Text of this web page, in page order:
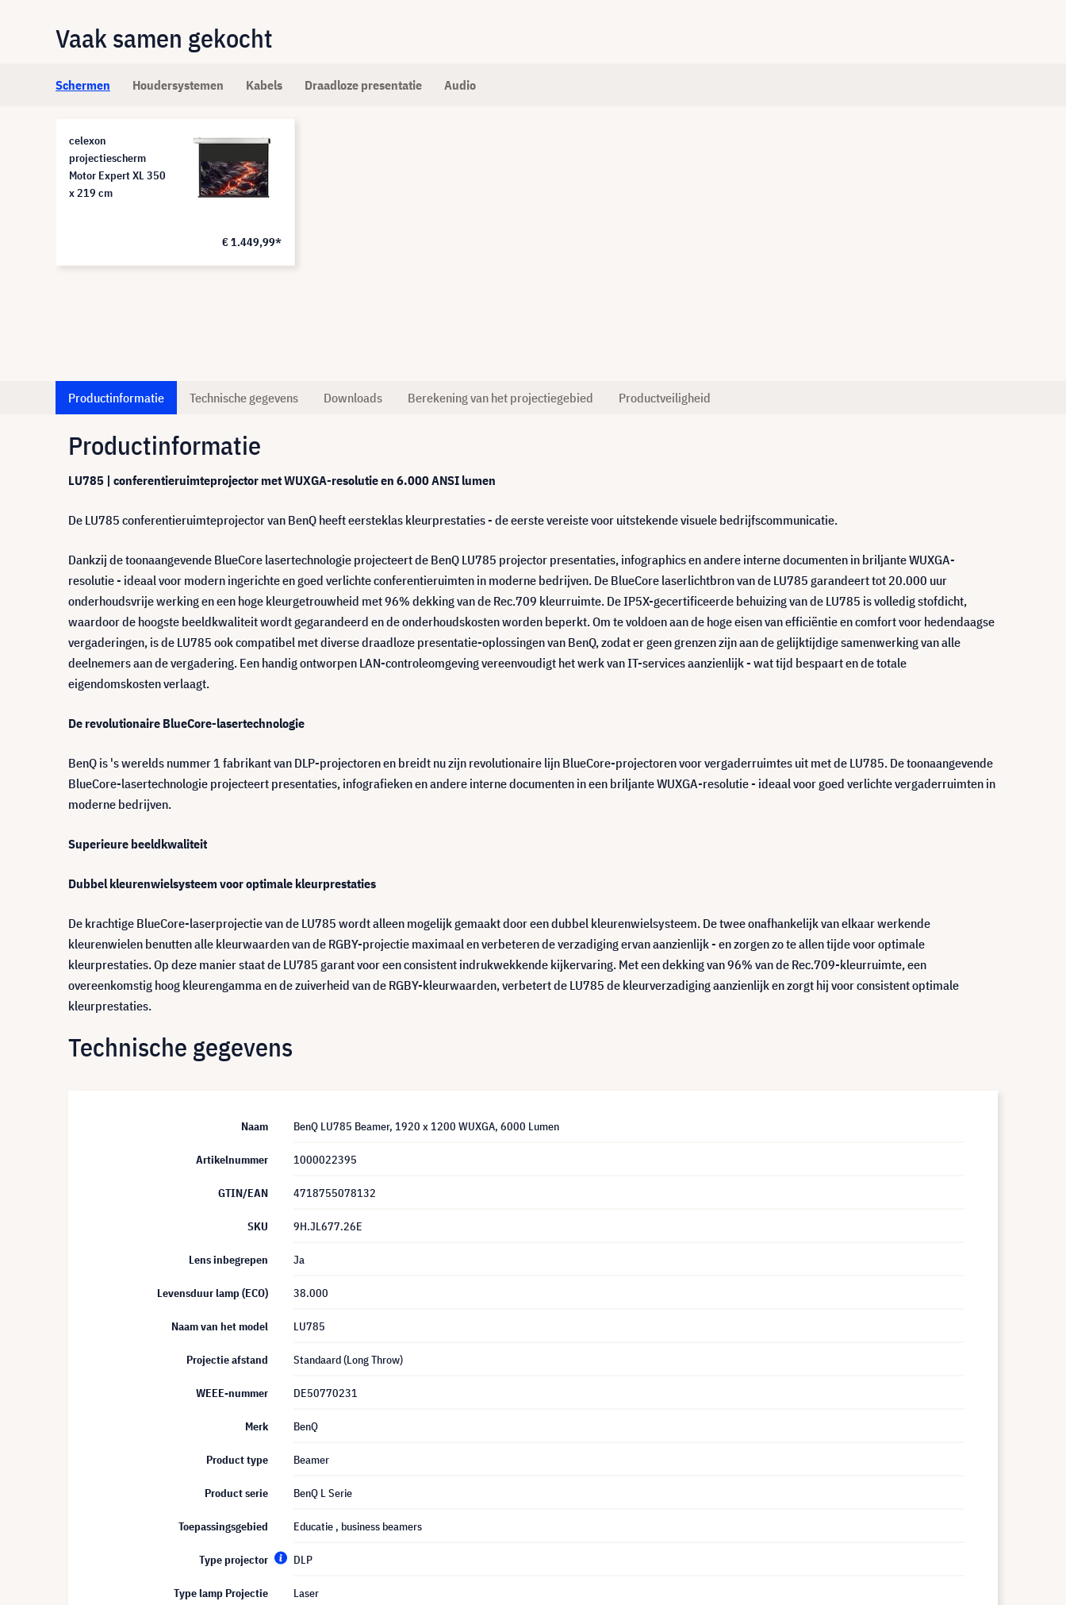
Vaak samen gekocht
Schermen Houdersystemen Kabels Draadloze presentatie Audio
celexon
projectiescherm
Motor Expert XL 350
x 219 cm
€ 1.449,99*
Productinformatie Technische gegevens Downloads Berekening van het projectiegebied Productveiligheid
Productinformatie
LU785 | conferentieruimteprojector met WUXGA-resolutie en 6.000 ANSI lumen
De LU785 conferentieruimteprojector van BenQ heeft eersteklas kleurprestaties - de eerste vereiste voor uitstekende visuele bedrijfscommunicatie.
Dankzij de toonaangevende BlueCore lasertechnologie projecteert de BenQ LU785 projector presentaties, infographics en andere interne documenten in briljante WUXGA-
resolutie - ideaal voor modern ingerichte en goed verlichte conferentieruimten in moderne bedrijven. De BlueCore laserlichtbron van de LU785 garandeert tot 20.000 uur
onderhoudsvrije werking en een hoge kleurgetrouwheid met 96% dekking van de Rec.709 kleurruimte. De IP5X-gecertificeerde behuizing van de LU785 is volledig stofdicht,
waardoor de hoogste beeldkwaliteit wordt gegarandeerd en de onderhoudskosten worden beperkt. Om te voldoen aan de hoge eisen van efficiëntie en comfort voor hedendaagse
vergaderingen, is de LU785 ook compatibel met diverse draadloze presentatie-oplossingen van BenQ, zodat er geen grenzen zijn aan de gelijktijdige samenwerking van alle
deelnemers aan de vergadering. Een handig ontworpen LAN-controleomgeving vereenvoudigt het werk van IT-services aanzienlijk - wat tijd bespaart en de totale
eigendomskosten verlaagt.
De revolutionaire BlueCore-lasertechnologie
BenQ is 's werelds nummer 1 fabrikant van DLP-projectoren en breidt nu zijn revolutionaire lijn BlueCore-projectoren voor vergaderruimtes uit met de LU785. De toonaangevende
BlueCore-lasertechnologie projecteert presentaties, infografieken en andere interne documenten in een briljante WUXGA-resolutie - ideaal voor goed verlichte vergaderruimten in
moderne bedrijven.
Superieure beeldkwaliteit
Dubbel kleurenwielsysteem voor optimale kleurprestaties
De krachtige BlueCore-laserprojectie van de LU785 wordt alleen mogelijk gemaakt door een dubbel kleurenwielsysteem. De twee onafhankelijk van elkaar werkende
kleurenwielen benutten alle kleurwaarden van de RGBY-projectie maximaal en verbeteren de verzadiging ervan aanzienlijk - en zorgen zo te allen tijde voor optimale
kleurprestaties. Op deze manier staat de LU785 garant voor een consistent indrukwekkende kijkervaring. Met een dekking van 96% van de Rec.709-kleurruimte, een
overeenkomstig hoog kleurengamma en de zuiverheid van de RGBY-kleurwaarden, verbetert de LU785 de kleurverzadiging aanzienlijk en zorgt hij voor consistent optimale
kleurprestaties.
Technische gegevens
Naam BenQ LU785 Beamer, 1920 x 1200 WUXGA, 6000 Lumen
Artikelnummer 1000022395
GTIN/EAN 4718755078132
SKU 9H.JL677.26E
Lens inbegrepen Ja
Levensduur lamp (ECO) 38.000
Naam van het model LU785
Projectie afstand Standaard (Long Throw)
WEEE-nummer DE50770231
Merk BenQ
Product type Beamer
Product serie BenQ L Serie
Toepassingsgebied Educatie , business beamers
Type projector DLP
Type lamp Projectie Laser